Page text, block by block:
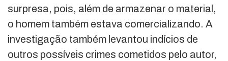
surpresa, pois, além de armazenar o material,
o homem também estava comercializando. A
investigação também levantou indícios de
outros possíveis crimes cometidos pelo autor,